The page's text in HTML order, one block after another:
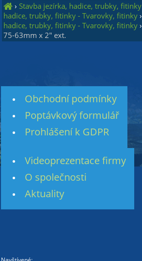
› Stavba jezírka, hadice, trubky, fitinky
hadice, trubky, fitinky - Tvarovky, fitinky ›
hadice, trubky, fitinky - Tvarovky, fitinky ›
75-63mm x 2" ext.
Obchodní podmínky
Poptávkový formulář
Prohlášení k GDPR
Videoprezentace firmy
O společnosti
Aktuality